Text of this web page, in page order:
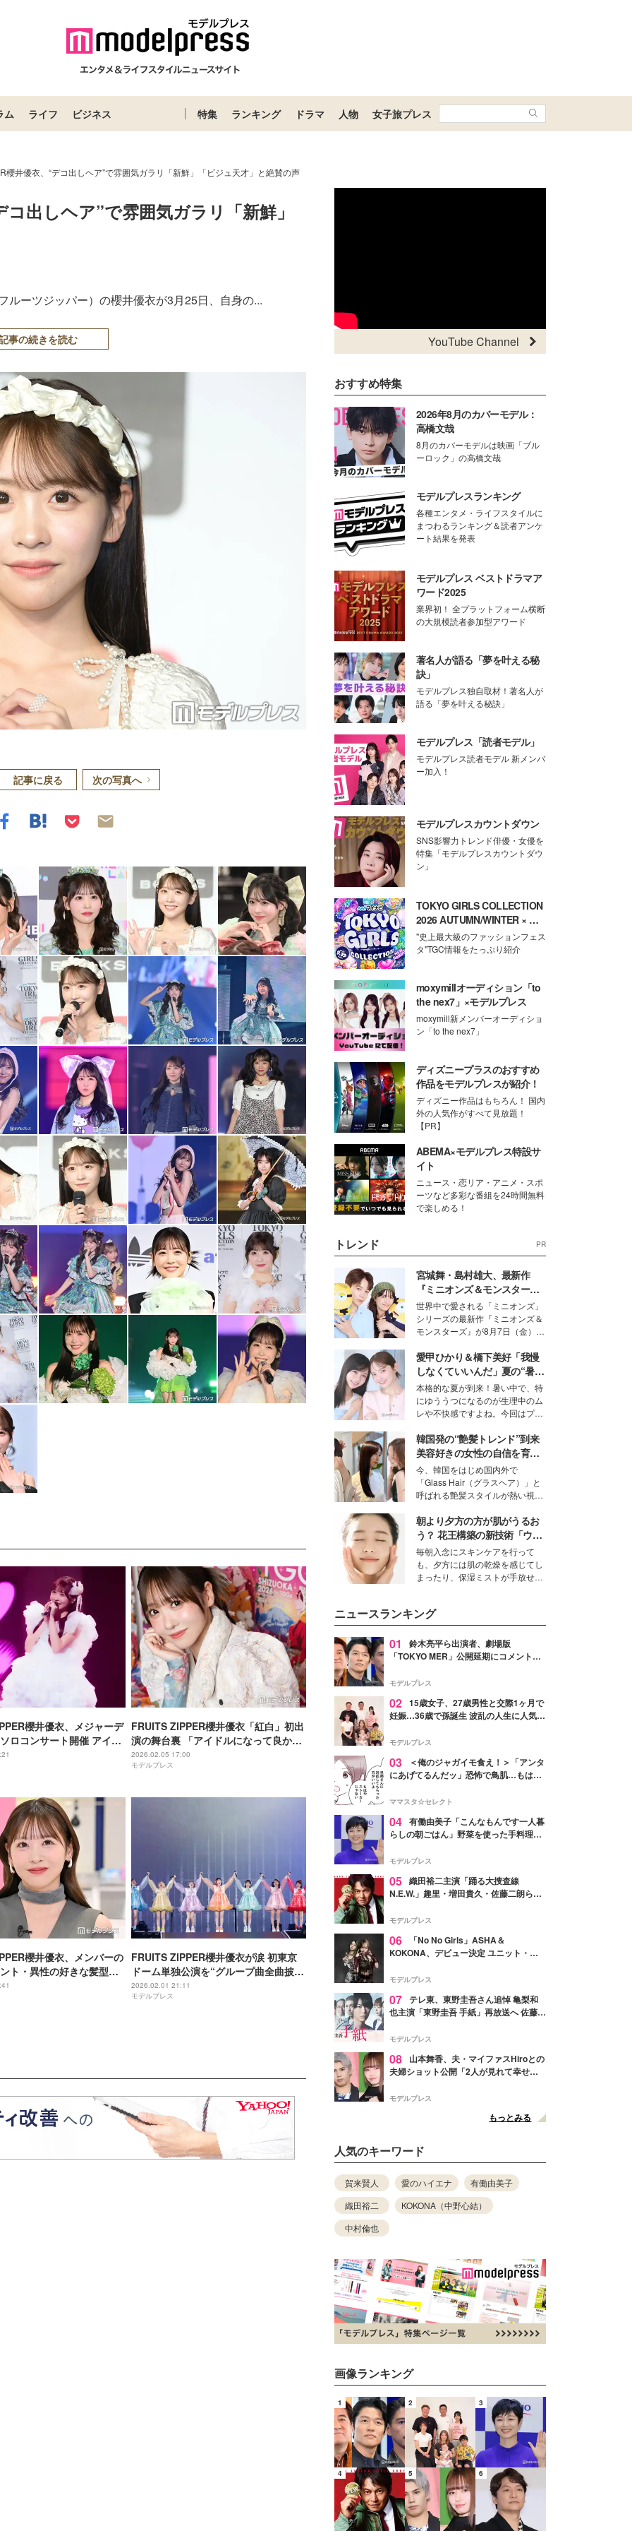
ム ライフ ビジネス 特集 ランキング ドラマ 人物 女子旅プレス
櫻井優衣、“デコ出しヘア”で雰囲気ガラリ「新鮮」「ビジュ天才」と絶賛の声
出しヘア”で雰囲気ガラリ「新鮮」
ーツジッパー）の櫻井優衣が3月25日、自身の...
事の続きを読む
記事に戻る 次の写真へ
櫻井優衣、メジャーデ
ロコンサート開催 アイド
た人生辿る演出・グルー
FRUITS ZIPPER櫻井優衣「紅白」初出
演の舞台裏 「アイドルになって良かっ
た」「グループを誇りに思う」約10分
の取材で語ったこと
2026.02.05 17:00
モデルプレス
櫻井優衣、メンバーの
ト・異性の好きな髪型告
本田紗来と番組MC初挑
FRUITS ZIPPER櫻井優衣が涙 初東京
ドーム単独公演を“グループ曲全曲披
露”で完走「これからも大好きなみなさ
んと一緒に」【FRUITS ZIPPER
2026.02.01 21:11
モデルプレス
YouTube Channel
おすすめ特集
2026年8月のカバーモデル：
高橋文哉
8月のカバーモデルは映画「ブル
ーロック」の高橋文哉
モデルプレスランキング
各種エンタメ・ライフスタイルに
まつわるランキング＆読者アンケ
ート結果を発表
モデルプレス ベストドラマア
ワード2025
業界初！ 全プラットフォーム横断
の大規模読者参加型アワード
著名人が語る「夢を叶える秘
訣」
モデルプレス独自取材！著名人が
語る「夢を叶える秘訣」
モデルプレス「読者モデル」
モデルプレス読者モデル 新メンバ
ー加入！
モデルプレスカウントダウン
SNS影響力トレンド俳優・女優を
特集「モデルプレスカウントダウ
ン」
TOKYO GIRLS COLLECTION
2026 AUTUMN/WINTER × モ
デルプレス
"史上最大級のファッションフェス
タ"TGC情報をたっぷり紹介
moxymillオーディション「to
the nex7」×モデルプレス
moxymill新メンバーオーディショ
ン「to the nex7」
ディズニープラスのおすすめ
作品をモデルプレスが紹介！
ディズニー作品はもちろん！ 国内
外の人気作がすべて見放題！
【PR】
ABEMA×モデルプレス特設サ
イト
ニュース・恋リア・アニメ・スポ
ーツなど多彩な番組を24時間無料
で楽しめる！
トレンド PR
宮城舞・島村雄大、最新作
『ミニオンズ＆モンスター
ズ』の魅力熱弁 ハチャメチャ
だけじゃない“友情と絆”に感
動
世界中で愛される「ミニオンズ」
シリーズの最新作『ミニオンズ＆
モンスターズ』が8月7日（金）に
ニオン好き”という共通点を持つモ
デルの宮城舞と島村雄大の特別対
談をお届け！それぞれの視点か
ら、今作ならではの魅力や予想外
の感動をもたらす奥深いストーリ
ーについて熱く語り合ってもらっ
た。
愛甲ひかり＆橋下美好「我慢
しなくていいんだ」夏の“暑さ
対策”の新しい選択肢とは？
本格的な夏が到来！暑い中で、特
にゆううつになるのが生理中のム
レや不快感ですよね。今回はプラ
モデル・愛甲ひかりさんと橋下美
好さんを迎えて本音で女子会トー
ク。猛暑のお出かけを快適に過ご
すヒントや、2人が感動した夏の
生理の新常識にも迫りました。
韓国発の“艶髪トレンド”到来
美容好きの女性の自信を育む
「ヘアケア事情」って？
今、韓国をはじめ国内外で
「Glass Hair（グラスヘア）」と
呼ばれる艶髪スタイルが熱い視線
ションの完成度を高めるベースと
して、“髪そのものの美しさ”に改
めて注目する人が増えている様
子。今回は、そんな憧れの艶やか
な髪を日常で叶える、美容好きの
女性たちのヘアケア事情を紹介し
朝より夕方の方が肌がうるお
う？ 花王構築の新技術「ウォ
ーターキャプチャリングスキ
ン（捕水肌）」がスキンケア
の常識を変える予感
毎朝入念にスキンケアを行って
も、夕方には肌の乾燥を感じてし
まったり、保湿ミストが手放せな
性を秘めた、革新的な「Water
Capturing Skin（ウォーターキャ
プチャリングスキン：捕水肌）」
技術を、花王が構築した。
ニュースランキング
01
鈴木亮平ら出演者、劇場版
「TOKYO MER」公開延期にコメント
最大の敬意とエールを」
モデルプレス
02 15歳女子、27歳男性と交際1ヶ月で
妊娠…36歳で孫誕生 波乱の人生に人気タ
よ！」
モデルプレス
03
＜俺のジャガイモ食え！＞「アンタ
にあげてるんだッ」恐怖で鳥肌…もはや
ママスタ☆セレクト
04 有働由美子「こんなもんです一人暮
らしの朝ごはん」野菜を使った手料理公
そう」と反響
モデルプレス
05 織田裕二主演「踊る大捜査線
N.E.W.」趣里・増田貴久・佐藤二朗ら新
徴する“謎のキーワード”も
モデルプレス
06
「No No Girls」ASHA＆
KOKONA、デビュー決定 ユニット・
リリースへ
モデルプレス
07 テレ東、東野圭吾さん追悼 亀梨和
也主演「東野圭吾 手紙」再放送へ 佐藤隆
モデルプレス
08
山本舞香、夫・マイファスHiroとの
夫婦ショット公開「2人が見れて幸せ」
モデルプレス
もっとみる
人気のキーワード
賀来賢人 愛のハイエナ
有働由美子
織田裕二
KOKONA（中野心結）
中村倫也
画像ランキング
1 2 3
4 5 6